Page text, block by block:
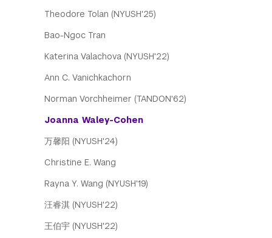
Theodore Tolan (NYUSH'25)
Bao-Ngoc Tran
Katerina Valachova (NYUSH'22)
Ann C. Vanichkachorn
Norman Vorchheimer (TANDON'62)
Joanna Waley-Cohen
万馨阳 (NYUSH'24)
Christine E. Wang
Rayna Y. Wang (NYUSH'19)
汪睿淇 (NYUSH'22)
王伯宇 (NYUSH'22)